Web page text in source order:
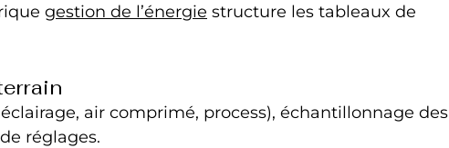
gestion de l’énergie structure les tableaux de
éclairage, air comprimé, process), échantillonnage des
réglages.